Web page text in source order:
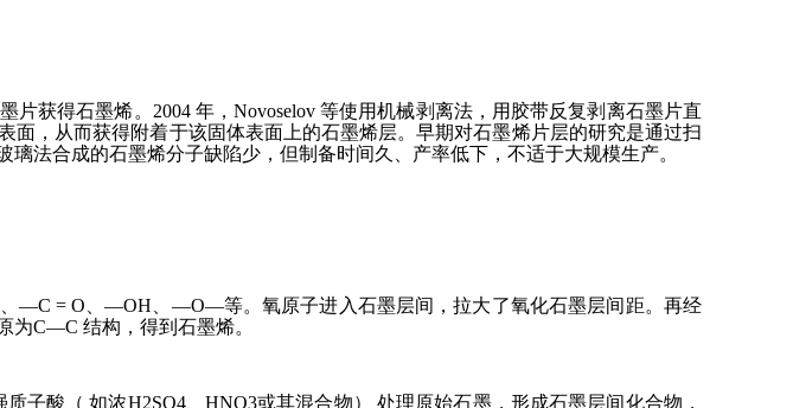
获得石墨烯。2004 年，Novoselov 等使用机械剥离法，用胶带反复剥离石墨片直
，从而获得附着于该固体表面上的石墨烯层。早期对石墨烯片层的研究是通过扫
法合成的石墨烯分子缺陷少，但制备时间久、产率低下，不适于大规模生产。
—C = O、—OH、—O—等。氧原子进入石墨层间，拉大了氧化石墨层间距。再经
为C—C 结构，得到石墨烯。
子酸（ 如浓H2SO4、HNO3或其混合物） 处理原始石墨，形成石墨层间化合物，